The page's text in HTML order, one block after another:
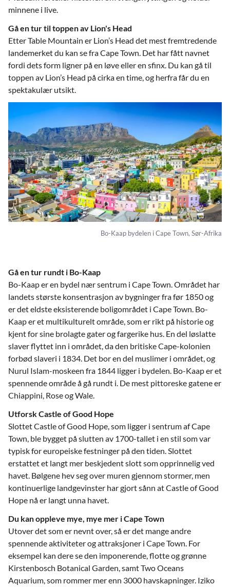
minnene i live.
Gå en tur til toppen av Lion's Head
Etter Table Mountain er Lion’s Head det mest fremtredende
landemerket du kan se fra Cape Town. Det har fått navnet
fordi dets form ligner på en løve eller en sfinx. Du kan gå til
toppen av Lion’s Head på cirka en time, og herfra får du en
spektakulær utsikt.
Bo-Kaap bydelen i Cape Town, Sør-Afrika
Gå en tur rundt i Bo-Kaap
Bo-Kaap er en bydel nær sentrum i Cape Town. Området har
landets største konsentrasjon av bygninger fra før 1850 og
er det eldste eksisterende boligområdet i Cape Town. Bo-
Kaap er et multikulturelt område, som er rikt på historie og
kjent for sine brolagte gater og fargerike hus. En del løslatte
slaver flyttet inn i området, da den britiske Cape-kolonien
forbød slaveri i 1834. Det bor en del muslimer i området, og
Nurul Islam-moskeen fra 1844 ligger i bydelen. Bo-Kaap er et
spennende område å gå rundt i. De mest pittoreske gatene er
Chiappini, Rose og Wale.
Utforsk Castle of Good Hope
Slottet Castle of Good Hope, som ligger i sentrum af Cape
Town, ble bygget på slutten av 1700-tallet i en stil som var
typisk for europeiske festninger på den tiden. Slottet
erstattet et langt mer beskjedent slott som opprinnelig ved
havet. Bølgene hev seg over muren gjennom stormer, men
kontinuerlige landgevinster har gjort sånn at Castle of Good
Hope nå er langt unna havet.
Du kan oppleve mye, mye mer i Cape Town
Utover det som er nevnt over, så er det mange andre
spennende aktiviteter og attraksjoner i Cape Town. For
eksempel kan dere se den imponerende, flotte og grønne
Kirstenbosch Botanical Garden, samt Two Oceans
Aquarium, som rommer mer enn 3000 havskapninger. Iziko